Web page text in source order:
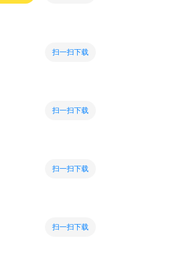
扫一扫下载
扫一扫下载
扫一扫下载
扫一扫下载